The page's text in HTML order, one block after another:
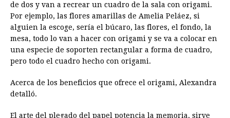
de dos y van a recrear un cuadro de la sala con origami.
Por ejemplo, las flores amarillas de Amelia Peláez, si
alguien la escoge, sería el búcaro, las flores, el fondo, la
mesa, todo lo van a hacer con origami y se va a colocar en
una especie de soporten rectangular a forma de cuadro,
pero todo el cuadro hecho con origami.
Acerca de los beneficios que ofrece el origami, Alexandra
detalló.
El arte del plegado del papel potencia la memoria, sirve